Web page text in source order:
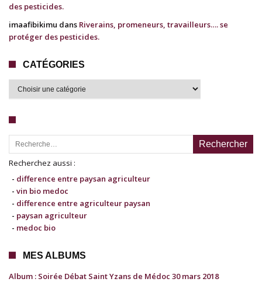
des pesticides.
imaafibikimu dans Riverains, promeneurs, travailleurs…. se
protéger des pesticides.
CATÉGORIES
Recherche pour :
Recherchez aussi :
- difference entre paysan agriculteur
- vin bio medoc
- difference entre agriculteur paysan
- paysan agriculteur
- medoc bio
MES ALBUMS
Album : Soirée Débat Saint Yzans de Médoc 30 mars 2018